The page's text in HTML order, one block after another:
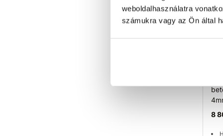
weboldalhasználatra
számukra vagy az Ön által
8